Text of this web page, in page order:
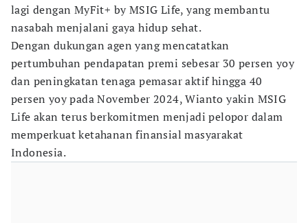
lagi dengan MyFit+ by MSIG Life, yang membantu
nasabah menjalani gaya hidup sehat.
Dengan dukungan agen yang mencatatkan
pertumbuhan pendapatan premi sebesar 30 persen yoy
dan peningkatan tenaga pemasar aktif hingga 40
persen yoy pada November 2024, Wianto yakin MSIG
Life akan terus berkomitmen menjadi pelopor dalam
memperkuat ketahanan finansial masyarakat
Indonesia.